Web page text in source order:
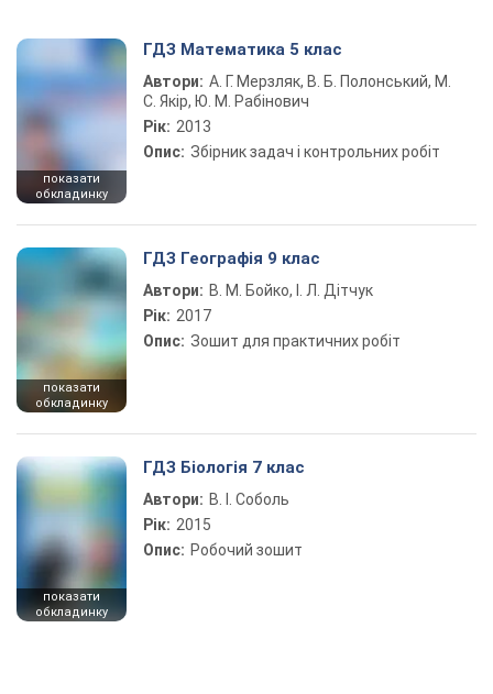
показати
обкладинку
ГДЗ Математика 5 клас
Автори: А. Г. Мерзляк, В. Б. Полонський, М.
С. Якір, Ю. М. Рабінович
Рік: 2013
Опис: Збірник задач і контрольних робіт
показати
обкладинку
ГДЗ Географія 9 клас
Автори: В. М. Бойко, І. Л. Дітчук
Рік: 2017
Опис: Зошит для практичних робіт
показати
обкладинку
ГДЗ Біологія 7 клас
Автори: В. І. Соболь
Рік: 2015
Опис: Робочий зошит